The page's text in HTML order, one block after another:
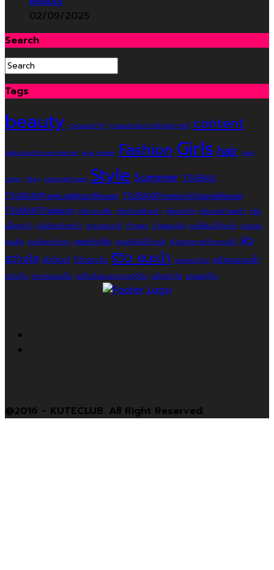
02/09/2025
Search
Tags
beauty CetaphilTH Cetaphilสมการผิวสุขภาพดี content
data:text/mce-internal eye cream Fashion Girls hair hair
color Olay salonathome Style Summer TSUBAKI
TSUBAKIPremiumMoistRepair TSUBAKIPremiumVolumeRepair
TSUBAKIThailand ครีมกลางคืน ครีมบำรุงผิวหน้า ครีมหน้าใส ครีมเจลบำรุงหน้า ครีม
เนื้อพุดดิ้ง ครีมโฟมล้างหน้า จากธรรมชาติ บำรุงผม บำรุงผมเสีย ผมชี้ฟูไม่มีน้ำหนัก ผมสวย
ผมเสีย ผมเสียหนักมาก ผมแห้งเสีย ผมแห้งไม่มีน้ำหนัก ผิวดูสุขภาพดีควบคุมได้ ผิว
สว่างใส ผิวโกลว์ รีวิวเซเว่น รีวิว แนะนำ รูขุมขนกว้าง หน้าหมองคล้ำ
หน้าเด็ก อาหารเจรสเด็ด เคล็ดลับผมสวยจากญี่ปุ่น เซรั่มหน้าใส แชมพูญี่ปุ่น
@2016 - KUTECLUB. All Right Reserved.